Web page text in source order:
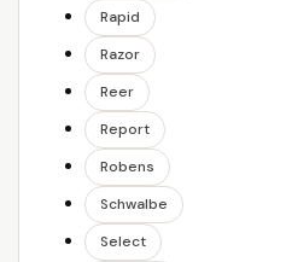
Rapid
Razor
Reer
Report
Robens
Schwalbe
Select